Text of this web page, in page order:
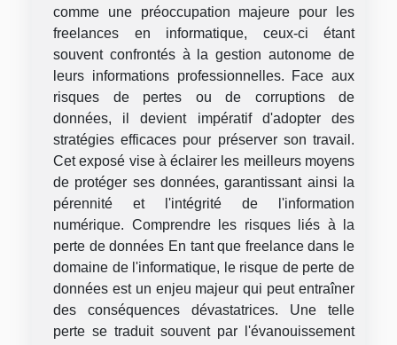
comme une préoccupation majeure pour les
freelances en informatique, ceux-ci étant
souvent confrontés à la gestion autonome de
leurs informations professionnelles. Face aux
risques de pertes ou de corruptions de
données, il devient impératif d'adopter des
stratégies efficaces pour préserver son travail.
Cet exposé vise à éclairer les meilleurs moyens
de protéger ses données, garantissant ainsi la
pérennité et l'intégrité de l'information
numérique. Comprendre les risques liés à la
perte de données En tant que freelance dans le
domaine de l'informatique, le risque de perte de
données est un enjeu majeur qui peut entraîner
des conséquences dévastatrices. Une telle
perte se traduit souvent par l'évanouissement